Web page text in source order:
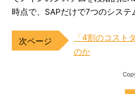
時点で、SAPだけで7つのシステ
「4割のコスト
のか